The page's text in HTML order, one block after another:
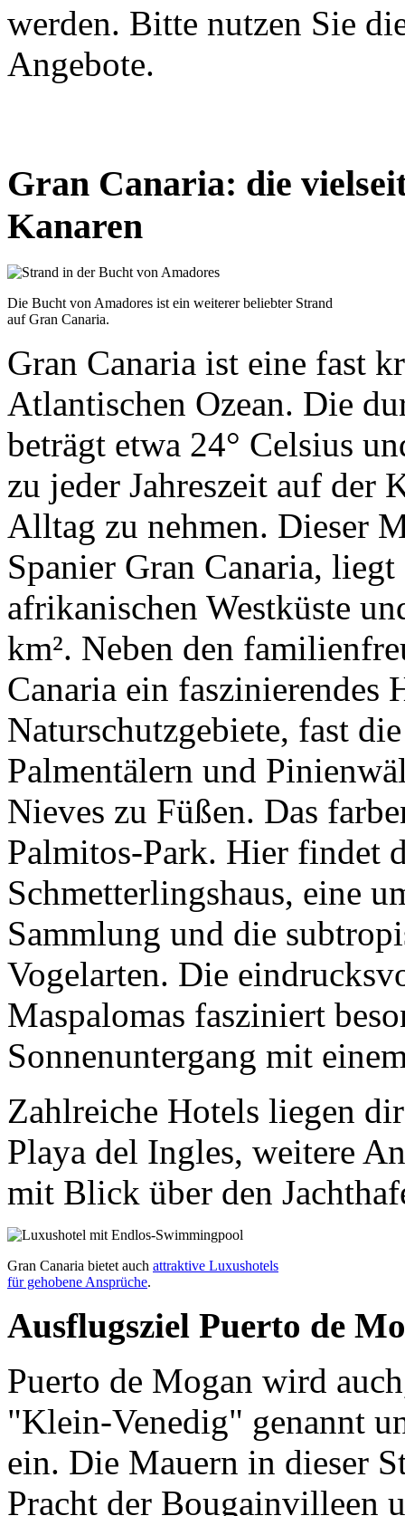
werden. Bitte nutzen Sie
Angebote.
Gran Canaria: die
Kanaren
Die Bucht von Amadores ist ein weiterer beliebter Strand
auf Gran Canaria.
Gran Canaria ist eine fast
Atlantischen Ozean. Die
beträgt etwa 24° Celsius
zu jeder Jahreszeit auf der
Alltag zu nehmen. Dieser
Spanier Gran Canaria,
afrikanischen Westküste
km². Neben den
Canaria ein faszinierendes
Naturschutzgebiete, fast
Palmentälern und
Nieves zu Füßen. Das
Palmitos-Park. Hier findet
Schmetterlingshaus, eine
Sammlung und die
Vogelarten. Die
Maspalomas fasziniert
Sonnenuntergang mit
Zahlreiche Hotels liegen
Playa del Ingles, weitere
mit Blick über den
Gran Canaria bietet auch attraktive Luxushotels
für gehobene Ansprüche.
Ausflugsziel Puerto de
Puerto de Mogan wird
"Klein-Venedig" genannt
ein. Die Mauern in dieser
Pracht der Bougainvilleen